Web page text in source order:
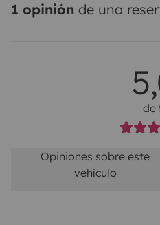
1 opinión de una
de
Opiniones sobre este
vehículo